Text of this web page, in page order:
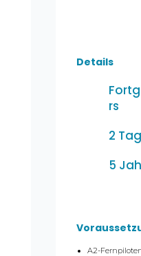
Details
rs
2
5
A2-